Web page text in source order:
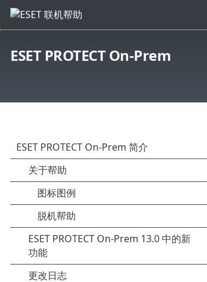
ESET PROTECT On-Prem